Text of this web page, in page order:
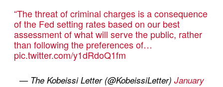
“The threat of criminal charges is a consequence
of the Fed setting rates based on our best
assessment of what will serve the public, rather
than following the preferences of…
pic.twitter.com/y1dRdoQ1fm
— The Kobeissi Letter (@KobeissiLetter) January